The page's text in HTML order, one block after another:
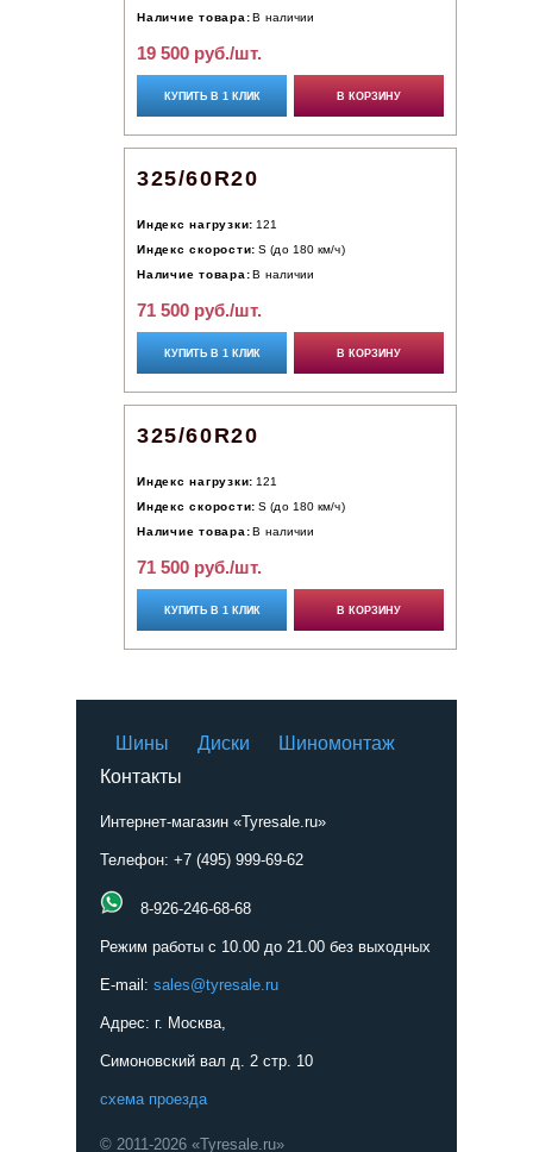
Наличие товара: В наличии
19 500 руб./шт.
КУПИТЬ В 1 КЛИК В КОРЗИНУ
325/60R20
Индекс нагрузки: 121
Индекс скорости: S (до 180 км/ч)
Наличие товара: В наличии
71 500 руб./шт.
КУПИТЬ В 1 КЛИК В КОРЗИНУ
325/60R20
Индекс нагрузки: 121
Индекс скорости: S (до 180 км/ч)
Наличие товара: В наличии
71 500 руб./шт.
КУПИТЬ В 1 КЛИК В КОРЗИНУ
Шины Диски
Шиномонтаж
Контакты
Интернет-магазин «Tyresale.ru»
Телефон: +7 (495) 999-69-62
8-926-246-68-68
Режим работы с 10.00 до 21.00 без выходных
E-mail: sales@tyresale.ru
Адрес: г. Москва,
Симоновский вал д. 2 стр. 10
схема проезда
© 2011-2026 «Tyresale.ru»